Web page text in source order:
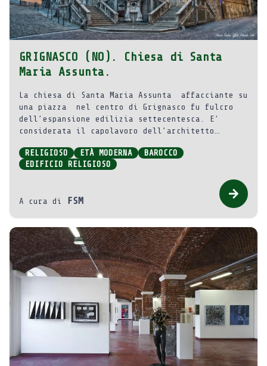
GRIGNASCO (NO). Chiesa di Santa
Maria Assunta.
La chiesa di Santa Maria Assunta affacciante su
una piazza nel centro di Grignasco fu fulcro
dell’espansione edilizia settecentesca. E’
considerata il capolavoro dell’architetto
prestigioso esponente del barocco in Piemonte.
RELIGIOSO ETÀ MODERNA
BAROCCO
EDIFICIO RELIGIOSO
A cura di FSM